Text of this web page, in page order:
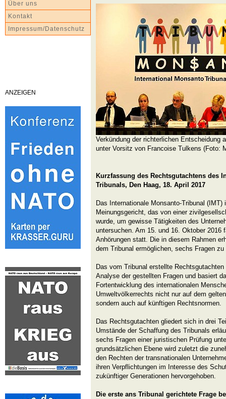
Über uns
Kontakt
Impressum/Datenschutz
ANZEIGEN
Verkündung der richterlichen Entscheidung
unter Vorsitz von Francoise Tulkens (Foto:
Kurzfassung des Rechtsgutachtens des
Tribunals, Den Haag, 18. April 2017
Das Internationale Monsanto-Tribunal
Meinungsgericht, das von einer
wurde, um gewisse Tätigkeiten des
untersuchen. Am 15. und 16. Oktober 2016
Anhörungen statt. Die in diesem Rahmen
dem Tribunal ermöglichen, sechs Fragen zu
Das vom Tribunal erstellte
Analyse der gestellten Fragen und basiert
Fortentwicklung des internationalen
Umweltvölkerrechts nicht nur auf dem
sondern auch auf künftigen Rechtsnormen.
Das Rechtsgutachten gliedert sich in drei
Umstände der Schaffung des Tribunals
sechs Fragen einer juristischen Prüfung
grundsätzlichen Ebene wird zuletzt die
den Rechten der transnationalen
ihren Verpflichtungen im Interesse des
zukünftiger Generationen hervorgehoben.
Die erste ans Tribunal gerichtete Frage